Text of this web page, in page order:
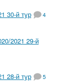
30-й тур 4
2021 29-й
28-й тур 5